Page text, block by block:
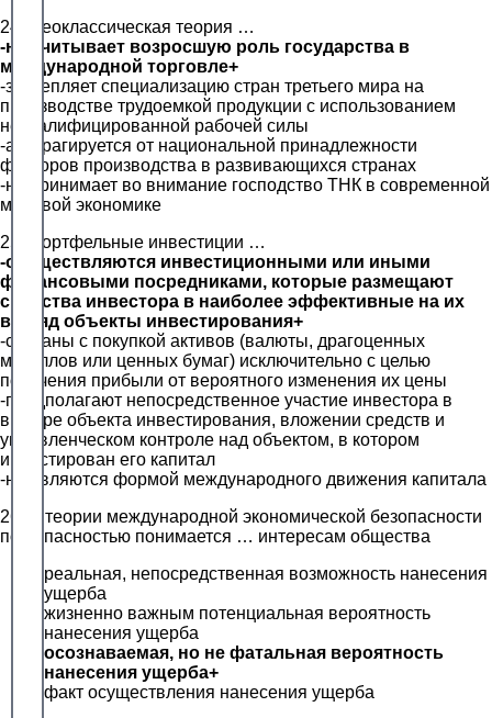
24. Неоклассическая теория …
-не учитывает возросшую роль государства в
международной торговле+
-закрепляет специализацию стран третьего мира на
производстве трудоемкой продукции с использованием
неквалифицированной рабочей силы
-абстрагируется от национальной принадлежности
факторов производства в развивающихся странах
-не принимает во внимание господство ТНК в современной
мировой экономике
25. Портфельные инвестиции …
-осуществляются инвестиционными или иными
финансовыми посредниками, которые размещают
средства инвестора в наиболее эффективные на их
взгляд объекты инвестирования+
-связаны с покупкой активов (валюты, драгоценных
металлов или ценных бумаг) исключительно с целью
получения прибыли от вероятного изменения их цены
-предполагают непосредственное участие инвестора в
выборе объекта инвестирования, вложении средств и
управленческом контроле над объектом, в котором
инвестирован его капитал
-не являются формой международного движения капитала
26. В теории международной экономической безопасности
под опасностью понимается … интересам общества
реальная, непосредственная возможность нанесения
ущерба
жизненно важным потенциальная вероятность
нанесения ущерба
осознаваемая, но не фатальная вероятность
нанесения ущерба+
факт осуществления нанесения ущерба